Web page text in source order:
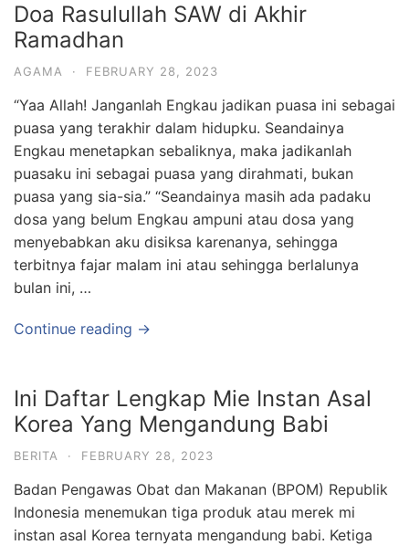
Doa Rasulullah SAW di Akhir
Ramadhan
AGAMA · FEBRUARY 28, 2023
“Yaa Allah! Janganlah Engkau jadikan puasa ini sebagai
puasa yang terakhir dalam hidupku. Seandainya
Engkau menetapkan sebaliknya, maka jadikanlah
puasaku ini sebagai puasa yang dirahmati, bukan
puasa yang sia-sia.” “Seandainya masih ada padaku
dosa yang belum Engkau ampuni atau dosa yang
menyebabkan aku disiksa karenanya, sehingga
terbitnya fajar malam ini atau sehingga berlalunya
bulan ini, …
Continue reading →
Ini Daftar Lengkap Mie Instan Asal
Korea Yang Mengandung Babi
BERITA · FEBRUARY 28, 2023
Badan Pengawas Obat dan Makanan (BPOM) Republik
Indonesia menemukan tiga produk atau merek mi
instan asal Korea ternyata mengandung babi. Ketiga